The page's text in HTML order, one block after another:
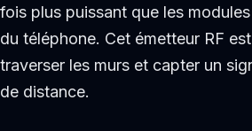
fois plus puissant que les
du téléphone. Cet émetteur RF
traverser les murs et capter un
de distance.